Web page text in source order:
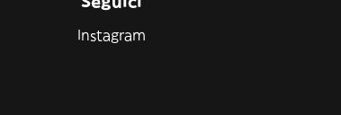
Instagram